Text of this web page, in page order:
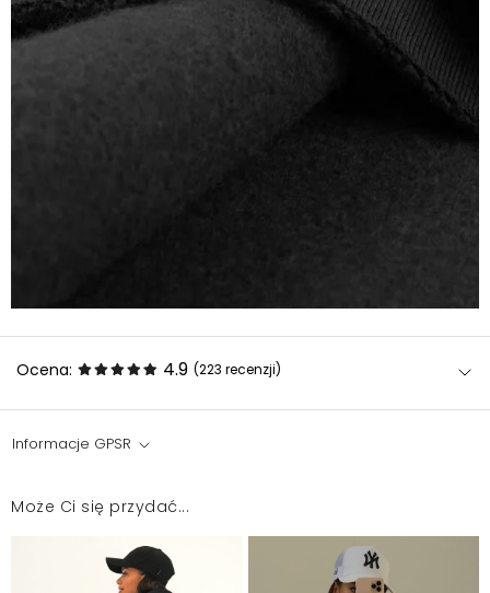
Ocena: 4.9 (223 recenzji)
rewelacja.Serdecznie polecam.Zamówiłam drugą
taką samą w kolorze czekolady,czyli ciemny brąz.
Informacje GPSR
Może Ci się przydać...